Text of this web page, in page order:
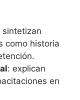
sintetizan
como historia
: explican
en